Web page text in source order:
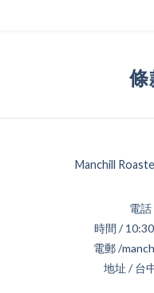
條
Manchill
電
時間 /
電郵 /
地址 / 台